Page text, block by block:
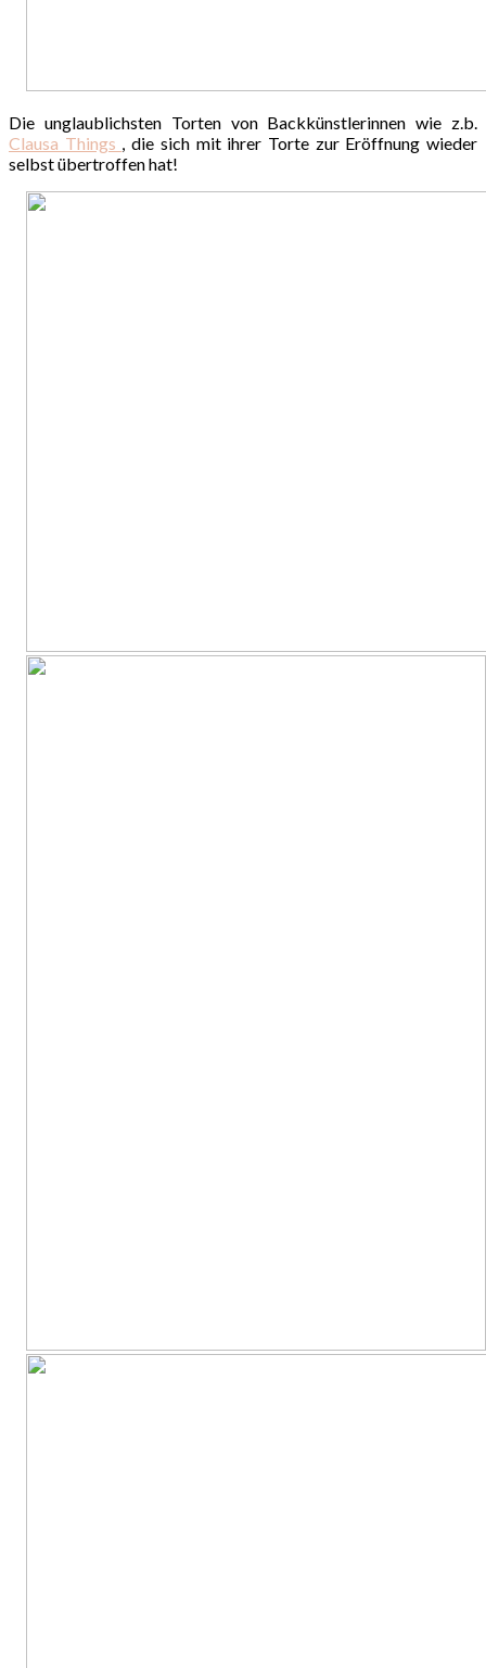
Die unglaublichsten Torten von Backkünstlerinnen wie z.b.
Clausa Things , die sich mit ihrer Torte zur Eröffnung wieder
selbst übertroffen hat!